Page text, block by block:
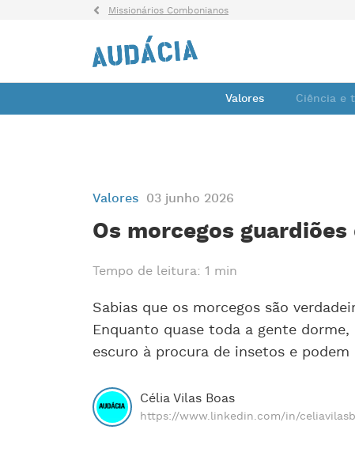
Missionários Combonianos
Valores Ciência e
Valores 03 junho 2026
Os morcegos
Tempo de leitura: 1 min
Sabias que os morcegos são
Enquanto quase toda a gente
escuro à procura de insetos e
Célia Vilas Boas
https://www.linkedin.com/in/